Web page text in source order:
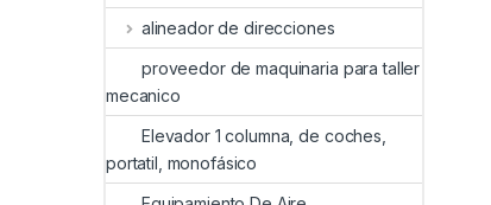
alineador de direcciones
proveedor de maquinaria para taller
mecanico
Elevador 1 columna, de coches,
portatil, monofásico